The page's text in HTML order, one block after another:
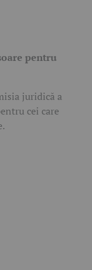
pentru
juridică a
cei care